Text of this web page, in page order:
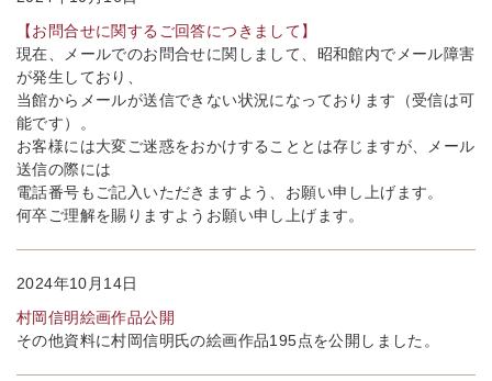
【お問合せに関するご回答につきまして】
現在、メールでのお問合せに関しまして、昭和館内でメール障害
が発生しており、
当館からメールが送信できない状況になっております（受信は可
能です）。
お客様には大変ご迷惑をおかけすることとは存じますが、メール
送信の際には
電話番号もご記入いただきますよう、お願い申し上げます。
何卒ご理解を賜りますようお願い申し上げます。
2024年10月14日
村岡信明絵画作品公開
その他資料に村岡信明氏の絵画作品195点を公開しました。